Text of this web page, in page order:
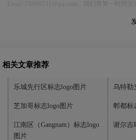
相关文章推荐
乐城先行区标志logo图片 乌特勒
芝加哥标志logo图片 郫都标
江南区（Gangnam）标志logo
图片
谢尔吉